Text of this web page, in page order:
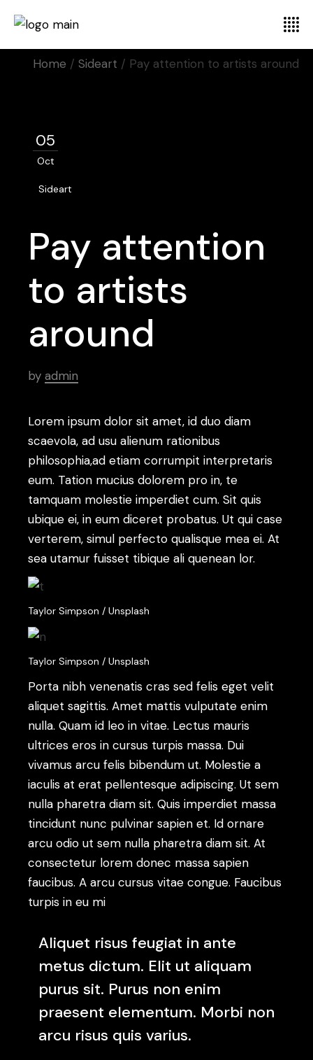
Home Sideart Pay attention to artists around
05
Oct
Sideart
Pay attention
to artists
around
by admin
Lorem ipsum dolor sit amet, id duo diam
scaevola, ad usu alienum rationibus
philosophia,ad etiam corrumpit interpretaris
eum. Tation mucius dolorem pro in, te
tamquam molestie imperdiet cum. Sit quis
ubique ei, in eum diceret probatus. Ut qui case
verterem, simul perfecto qualisque mea ei. At
sea utamur fuisset tibique ali quenean lor.
Taylor Simpson / Unsplash
Taylor Simpson / Unsplash
Porta nibh venenatis cras sed felis eget velit
aliquet sagittis. Amet mattis vulputate enim
nulla. Quam id leo in vitae. Lectus mauris
ultrices eros in cursus turpis massa. Dui
vivamus arcu felis bibendum ut. Molestie a
iaculis at erat pellentesque adipiscing. Ut sem
nulla pharetra diam sit. Quis imperdiet massa
tincidunt nunc pulvinar sapien et. Id ornare
arcu odio ut sem nulla pharetra diam sit. At
consectetur lorem donec massa sapien
faucibus. A arcu cursus vitae congue. Faucibus
turpis in eu mi
Aliquet risus feugiat in ante
metus dictum. Elit ut aliquam
purus sit. Purus non enim
praesent elementum. Morbi non
arcu risus quis varius.